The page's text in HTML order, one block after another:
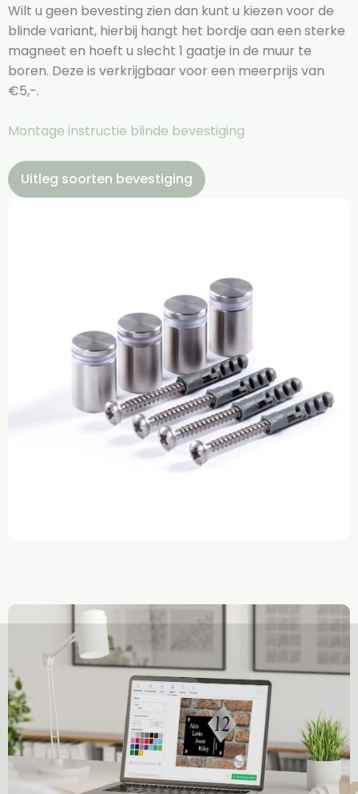
Wilt u geen bevesting zien dan kunt u kiezen voor de
blinde variant, hierbij hangt het bordje aan een sterke
magneet en hoeft u slecht 1 gaatje in de muur te
boren. Deze is verkrijgbaar voor een meerprijs van
€5,-.
Montage instructie blinde bevestiging
Uitleg soorten bevestiging